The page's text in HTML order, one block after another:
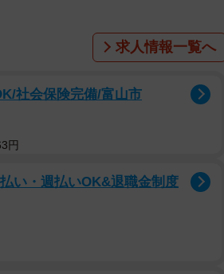
とはいえ、お昼どきにかかる時間でし
りないかもしれない。そう考えて、
作って持っていくことにしました。
間はかかります。それでも、「せっ
たほうがいいだろう、という気持ち
求人情報一覧へ
社会保険完備/富山市
円
い・週払いOK&退職金制度